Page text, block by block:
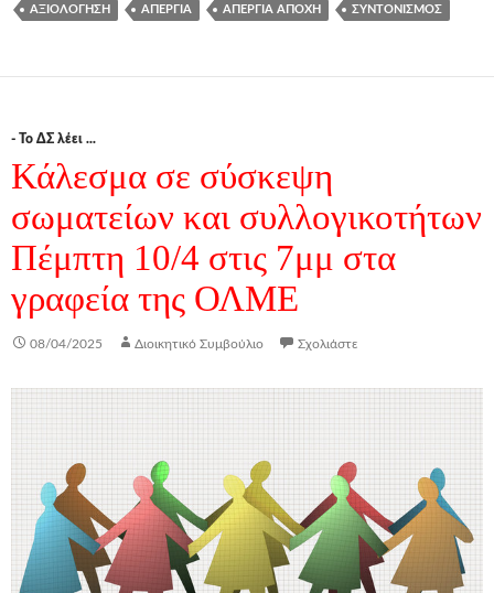
ΑΞΙΟΛΌΓΗΣΗ ΑΠΕΡΓΊΑ ΑΠΕΡΓΊΑ ΑΠΟΧΉ ΣΥΝΤΟΝΙΣΜΌΣ
- Το ΔΣ λέει ...
Κάλεσμα σε σύσκεψη
σωματείων και συλλογικοτήτων
Πέμπτη 10/4 στις 7μμ στα
γραφεία της ΟΛΜΕ
08/04/2025 Διοικητικό Συμβούλιο Σχολιάστε